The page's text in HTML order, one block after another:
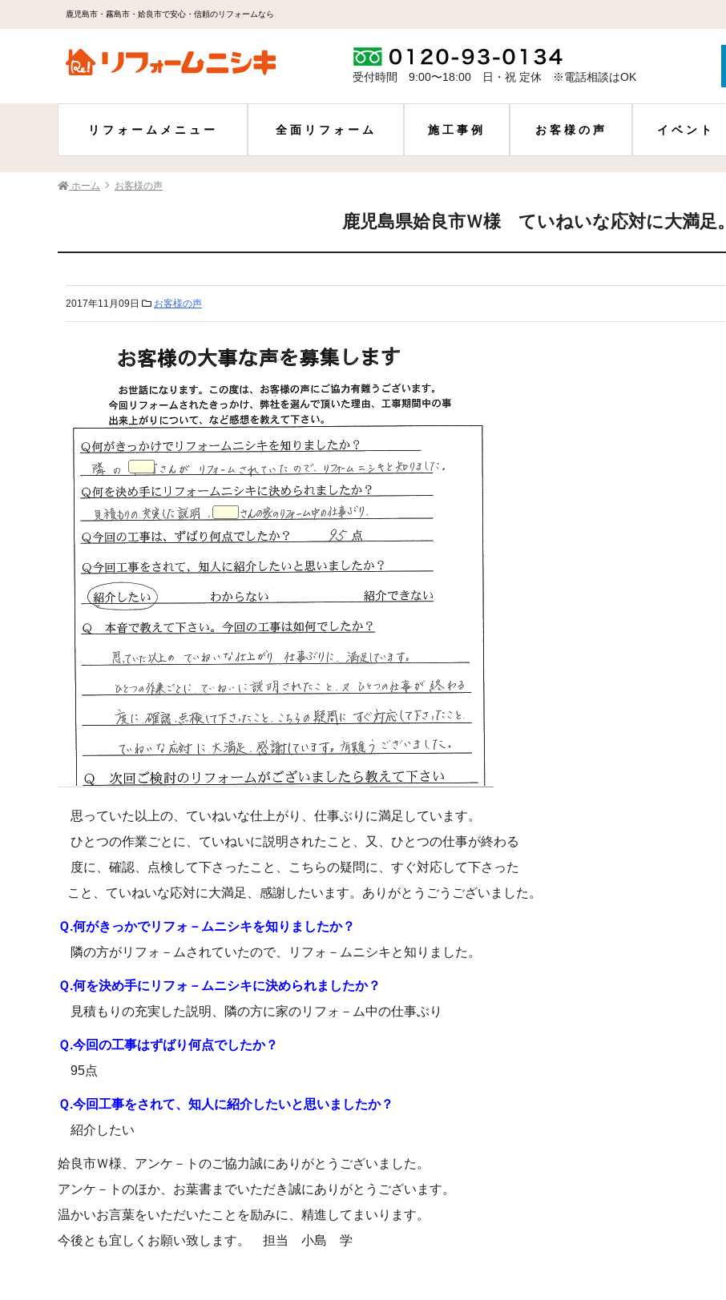
鹿児島市・霧島市・姶良市で安心・信頼のリフォームなら
受付時間 9:00〜18:00 日・祝 定休 ※電話相談はOK
リフォームメニュー 全面リフォーム 施工事例 お客様の声 イベント
ホーム お客様の声
鹿児島県姶良市Ｗ様 ていねいな応対に大満足。
2017年11月09日 お客様の声
思っていた以上の、ていねいな仕上がり、仕事ぶりに満足しています。
ひとつの作業ごとに、ていねいに説明されたこと、又、ひとつの仕事が終わる
度に、確認、点検して下さったこと、こちらの疑問に、すぐ対応して下さった
こと、ていねいな応対に大満足、感謝したいます。ありがとうごうございました。
Ｑ.何がきっかでリフォ－ムニシキを知りましたか？
隣の方がリフォ－ムされていたので、リフォ－ムニシキと知りました。
Ｑ.何を決め手にリフォ－ムニシキに決められましたか？
見積もりの充実した説明、隣の方に家のリフォ－ム中の仕事ぶり
Ｑ.今回の工事はずばり何点でしたか？
95点
Ｑ.今回工事をされて、知人に紹介したいと思いましたか？
紹介したい
姶良市Ｗ様、アンケ－トのご協力誠にありがとうございました。
アンケ－トのほか、お葉書までいただき誠にありがとうございます。
温かいお言葉をいただいたことを励みに、精進してまいります。
今後とも宜しくお願い致します。 担当 小島 学